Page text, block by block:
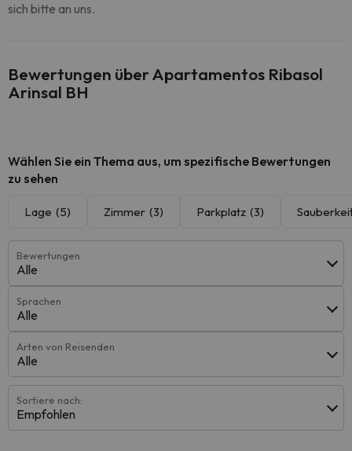
sich bitte an uns.
Bewertungen über Apartamentos Ribasol
Arinsal BH
Wählen Sie ein Thema aus, um spezifische Bewertungen
zu sehen
Lage (5) Zimmer (3) Parkplatz (3)
Bewertungen
Alle
Sprachen
Alle
Arten von Reisenden
Alle
Sortiere nach:
Empfohlen